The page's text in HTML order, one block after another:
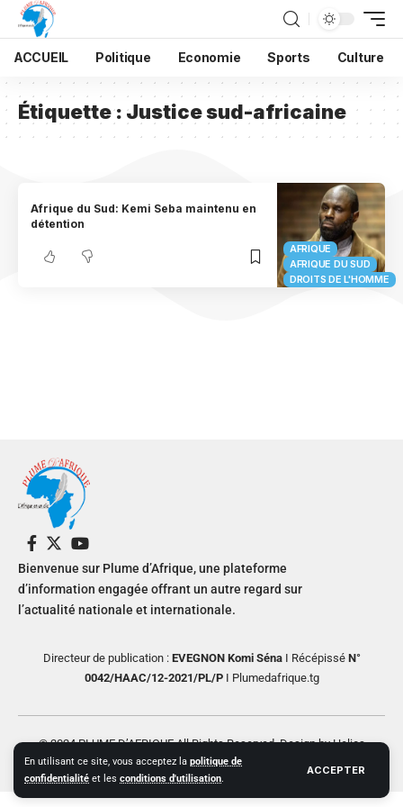
En utilisant ce site, vous acceptez la politique de
confidentialité et les conditions d'utilisation.
ACCEPTER
ACCUEIL Politique Economie Sports Culture
Étiquette : Justice sud-africaine
AFRIQUE
AFRIQUE DU SUD
DROITS DE L'HOMME
Afrique du Sud: Kemi Seba maintenu en
détention
Bienvenue sur Plume d’Afrique, une plateforme
d’information engagée offrant un autre regard sur
l’actualité nationale et internationale.
Directeur de publication : EVEGNON Komi SénaI RécépisséN°
0042/HAAC/12-2021/PL/PI Plumedafrique.tg
© 2024 PLUME D’AFRIQUE All Rights Reserved. Design by Helios
Creative